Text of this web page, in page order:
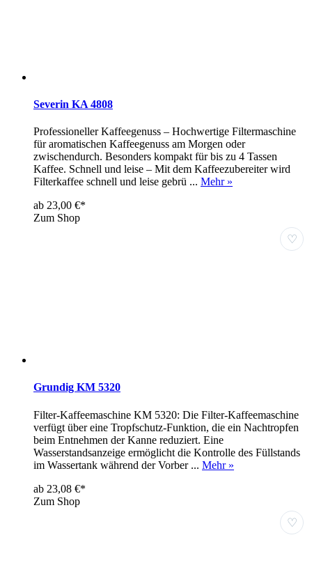
Severin KA 4808
Professioneller Kaffeegenuss – Hochwertige Filtermaschine
für aromatischen Kaffeegenuss am Morgen oder
zwischendurch. Besonders kompakt für bis zu 4 Tassen
Kaffee. Schnell und leise – Mit dem Kaffeezubereiter wird
Filterkaffee schnell und leise gebrü ... Mehr »
ab 23,00 €*
Zum Shop
♡
Grundig KM 5320
Filter-Kaffeemaschine KM 5320: Die Filter-Kaffeemaschine
verfügt über eine Tropfschutz-Funktion, die ein Nachtropfen
beim Entnehmen der Kanne reduziert. Eine
Wasserstandsanzeige ermöglicht die Kontrolle des Füllstands
im Wassertank während der Vorber ... Mehr »
ab 23,08 €*
Zum Shop
♡